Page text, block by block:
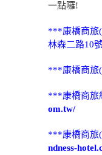
一點囉!
***康橋商旅(
林森二路10
***康橋商旅(
***康橋商旅
om.tw/
***康橋商旅
ndness-